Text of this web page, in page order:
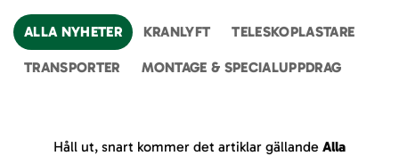
ALLA NYHETER KRANLYFT TELESKOPLASTARE
TRANSPORTER MONTAGE & SPECIALUPPDRAG
Håll ut, snart kommer det artiklar gällande Alla